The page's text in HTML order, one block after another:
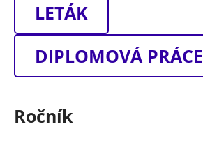
LETÁK
DIPLOMOVÁ PRÁCE
Ročník